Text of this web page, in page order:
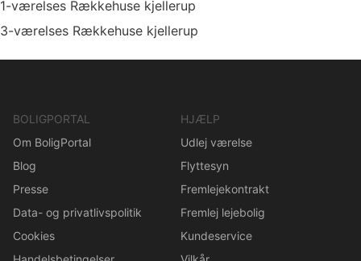
1-værelses Rækkehuse kjellerup
3-værelses Rækkehuse kjellerup
BOLIGPORTAL
Om BoligPortal
Blog
Presse
Data- og privatlivspolitik
Cookies
HJÆLP
Udlej værelse
Flyttesyn
Fremlejekontrakt
Fremlej lejebolig
Kundeservice